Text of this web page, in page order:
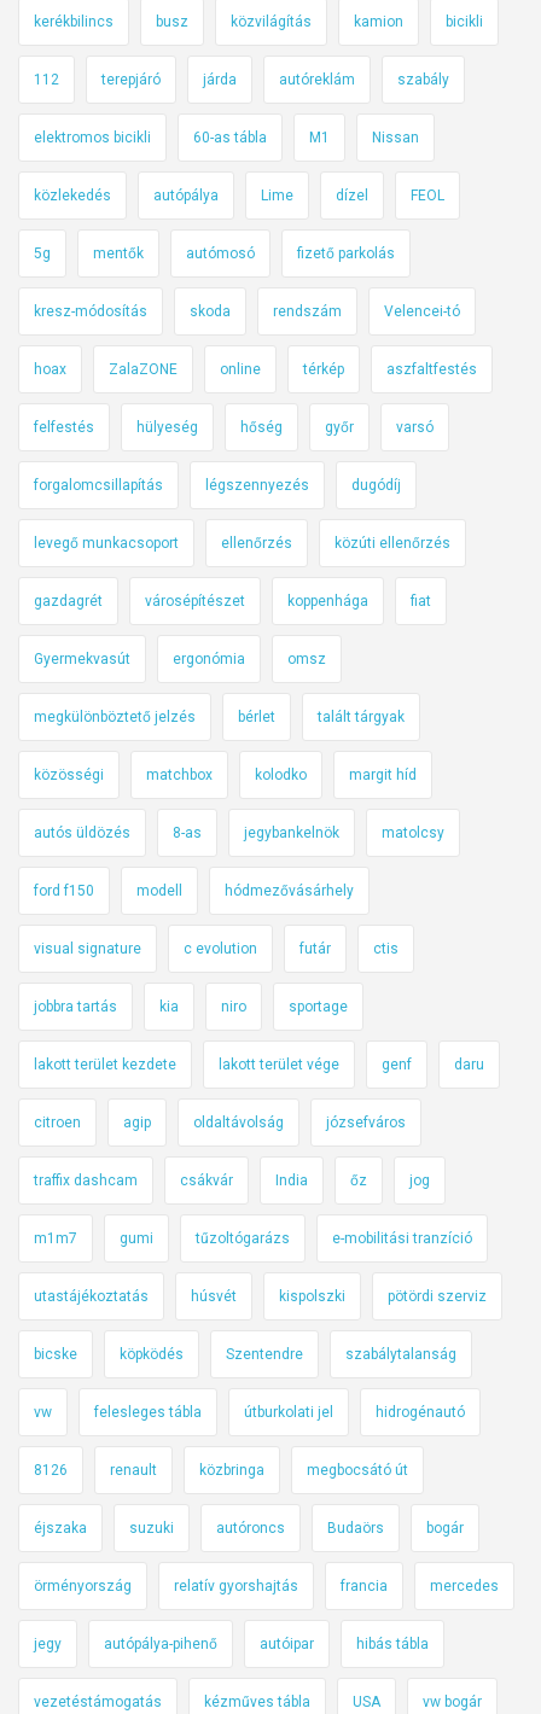
g
l
kerékbilincs busz közvilágítás kamion bicikli
112 terepjáró járda autóreklám szabály
elektromos bicikli 60-as tábla M1 Nissan
közlekedés autópálya Lime dízel FEOL
5g mentők autómosó fizető parkolás
kresz-módosítás skoda rendszám Velencei-tó
hoax ZalaZONE online térkép aszfaltfestés
felfestés hülyeség hőség győr varsó
forgalomcsillapítás légszennyezés dugódíj
levegő munkacsoport ellenőrzés közúti ellenőrzés
gazdagrét városépítészet koppenhága fiat
Gyermekvasút ergonómia omsz
megkülönböztető jelzés bérlet talált tárgyak
közösségi matchbox kolodko margit híd
autós üldözés 8-as jegybankelnök matolcsy
ford f150 modell hódmezővásárhely
visual signature c evolution futár ctis
jobbra tartás kia niro sportage
lakott terület kezdete lakott terület vége genf daru
citroen agip oldaltávolság józsefváros
traffix dashcam csákvár India őz jog
m1m7 gumi tűzoltógarázs e-mobilitási tranzíció
utastájékoztatás húsvét kispolszki pötördi szerviz
bicske köpködés Szentendre szabálytalanság
vw felesleges tábla útburkolati jel hidrogénautó
8126 renault közbringa megbocsátó út
éjszaka suzuki autóroncs Budaörs bogár
örményország relatív gyorshajtás francia mercedes
jegy autópálya-pihenő autóipar hibás tábla
vezetéstámogatás kézműves tábla USA vw bogár